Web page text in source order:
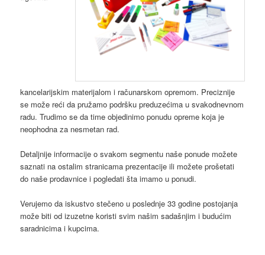
kancelarijskim materijalom i računarskom opremom. Preciznije
se može reći da pružamo podršku preduzećima u svakodnevnom
radu. Trudimo se da time objedinimo ponudu opreme koja je
neophodna za nesmetan rad.
Detaljnije informacije o svakom segmentu naše ponude možete
saznati na ostalim stranicama prezentacije ili možete prošetati
do naše prodavnice i pogledati šta imamo u ponudi.
Verujemo da iskustvo stečeno u poslednje 33 godine postojanja
može biti od izuzetne koristi svim našim sadašnjim i budućim
saradnicima i kupcima.